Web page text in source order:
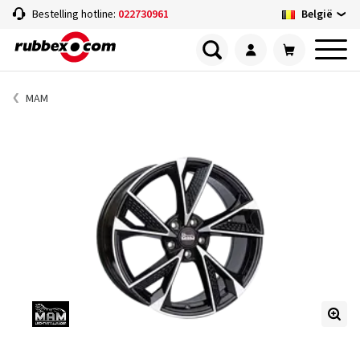
Bestelling hotline: 022730961 België
MAM